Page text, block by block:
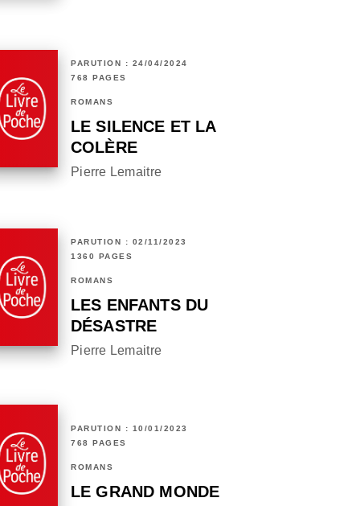
PARUTION : 24/04/2024
768 PAGES
ROMANS
LE SILENCE ET LA
COLÈRE
Pierre Lemaitre
PARUTION : 02/11/2023
1360 PAGES
ROMANS
LES ENFANTS DU
DÉSASTRE
Pierre Lemaitre
PARUTION : 10/01/2023
768 PAGES
ROMANS
LE GRAND MONDE